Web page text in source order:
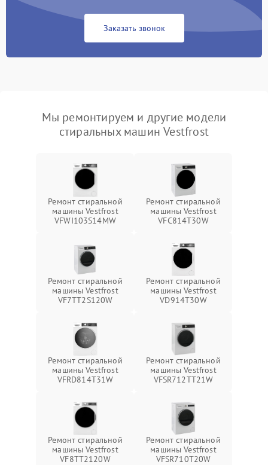
Заказать звонок
Мы ремонтируем и другие модели
стиральных машин Vestfrost
Ремонт стиральной
машины Vestfrost
VFWI103S14MW
Ремонт стиральной
машины Vestfrost
VFC814T30W
Ремонт стиральной
машины Vestfrost
VF7TT2S120W
Ремонт стиральной
машины Vestfrost
VD914T30W
Ремонт стиральной
машины Vestfrost
VFRD814T31W
Ремонт стиральной
машины Vestfrost
VFSR712TT21W
Ремонт стиральной
машины Vestfrost
VF8TT2120W
Ремонт стиральной
машины Vestfrost
VFSR710T20W